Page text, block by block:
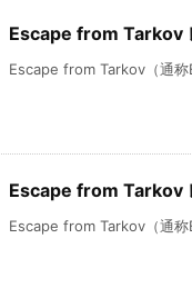
Escape from Tarkov
Escape from Tarkov（通称
Escape from Tarkov
Escape from Tarkov（通